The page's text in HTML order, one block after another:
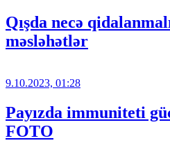
Qışda necə
məsləhətlər
9.10.2023, 01:28
Payızda immuniteti
FOTO